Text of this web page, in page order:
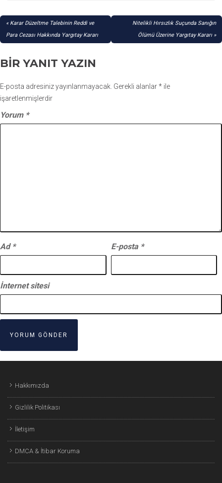
YAZI
GEZINMESI
Karar Düzeltme Talebinin Reddi ve
Para Cezası Hakkında Yargıtay Kararı
Nitelikli Hırsızlık Suçunda Sanığın
Ölümü Üzerine Yargıtay Kararı
BIR YANIT YAZIN
E-posta adresiniz yayınlanmayacak. Gerekli alanlar* ile
işaretlenmişlerdir
Yorum *
Ad * E-posta *
İnternet sitesi
Hakkımızda
Gizlilik Politikası
İletişim
DMCA & İtibar Koruma